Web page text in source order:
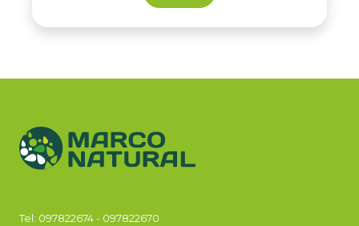
Tel: 097822674 - 097822670